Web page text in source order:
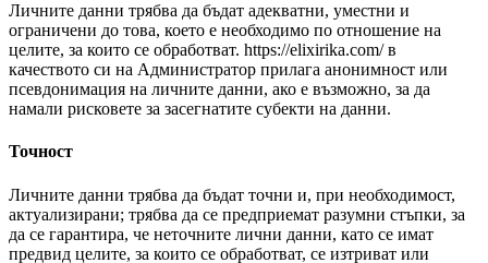
Личните данни трябва да бъдат адекватни, уместни и
ограничени до това, което е необходимо по отношение на
целите, за които се обработват. https://elixirika.com/ в
качеството си на Администратор прилага анонимност или
псевдонимация на личните данни, ако е възможно, за да
намали рисковете за засегнатите субекти на данни.
Точност
Личните данни трябва да бъдат точни и, при необходимост,
актуализирани; трябва да се предприемат разумни стъпки, за
да се гарантира, че неточните лични данни, като се имат
предвид целите, за които се обработват, се изтриват или